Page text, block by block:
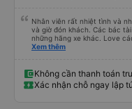
Nhân viên rất nhiệt tình và
và giờ đón khách. Các bác
những hãng xe khác. Love
Xe đẹp, có đèn riêng có thể
thoải mái. Nhưng hình như bề
Điểm trừ lớn là có wifi nhưng
hơn. Xe có tới 2 bác tài và 1
Xem thêm
Không cần thanh toán
Xác nhận chỗ ngay lập